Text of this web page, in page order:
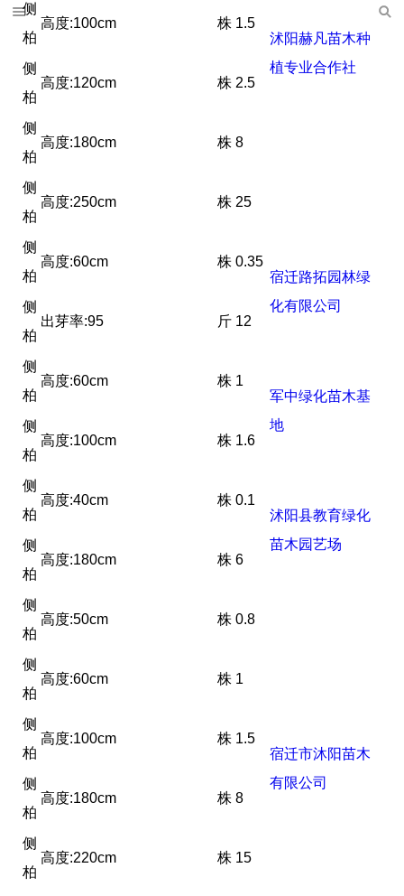
沭阳赫凡苗木种
植专业合作社
侧
柏
高度:100cm 株 1.5
侧
柏
高度:120cm 株 2.5
侧
柏
高度:180cm 株 8
侧
柏
高度:250cm 株 25
侧
柏
高度:60cm 株 0.35
宿迁路拓园林绿
化有限公司
侧
柏
出芽率:95 斤 12
侧
柏
高度:60cm 株 1
军中绿化苗木基
地
侧
柏
高度:100cm 株 1.6
侧
柏
高度:40cm 株 0.1
沭阳县教育绿化
苗木园艺场
侧
柏
高度:180cm 株 6
侧
柏
高度:50cm 株 0.8
宿迁市沐阳苗木
有限公司
侧
柏
高度:60cm 株 1
侧
柏
高度:100cm 株 1.5
侧
柏
高度:180cm 株 8
侧
柏
高度:220cm 株 15